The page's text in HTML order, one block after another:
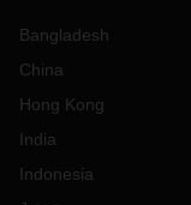
Bangladesh
China
Hong Kong
India
Indonesia